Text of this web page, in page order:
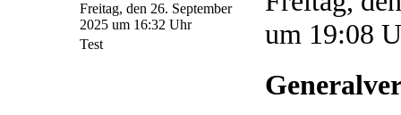
Freitag, den 26. September
2025 um 16:32 Uhr
Test
um 19:08